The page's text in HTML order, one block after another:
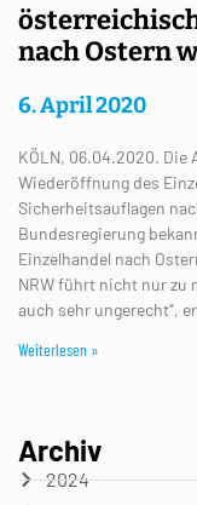
nach Ostern
6. April 2020
KÖLN, 06.04.2020.
Wiederöffnung des
Sicherheitsauflagen
Bundesregierung
Einzelhandel nach
NRW führt nicht nur zu
auch sehr ungerecht“,
Weiterlesen »
Archiv
2024